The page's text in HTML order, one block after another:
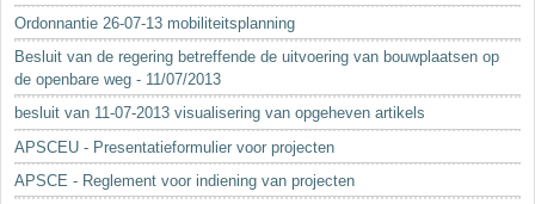
Ordonnantie 26-07-13 mobiliteitsplanning
Besluit van de regering betreffende de uitvoering van bouwplaatsen op
de openbare weg - 11/07/2013
besluit van 11-07-2013 visualisering van opgeheven artikels
APSCEU - Presentatieformulier voor projecten
APSCE - Reglement voor indiening van projecten